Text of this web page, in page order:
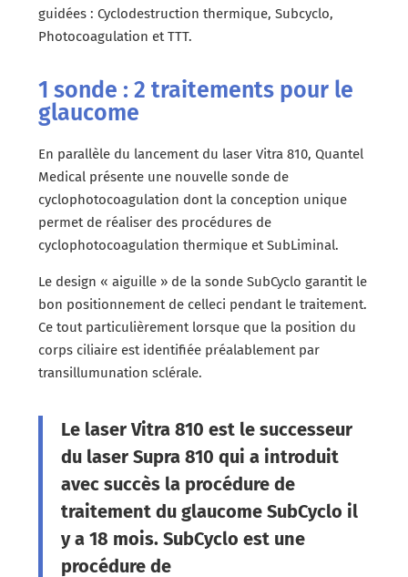
guidées : Cyclodestruction thermique, Subcyclo,
Photocoagulation et TTT.
1 sonde : 2 traitements pour le
glaucome
En parallèle du lancement du laser Vitra 810, Quantel
Medical présente une nouvelle sonde de
cyclophotocoagulation dont la conception unique
permet de réaliser des procédures de
cyclophotocoagulation thermique et SubLiminal.
Le design « aiguille » de la sonde SubCyclo garantit le
bon positionnement de celleci pendant le traitement.
Ce tout particulièrement lorsque que la position du
corps ciliaire est identifiée préalablement par
transillumunation sclérale.
Le laser Vitra 810 est le successeur
du laser Supra 810 qui a introduit
avec succès la procédure de
traitement du glaucome SubCyclo il
y a 18 mois. SubCyclo est une
procédure de